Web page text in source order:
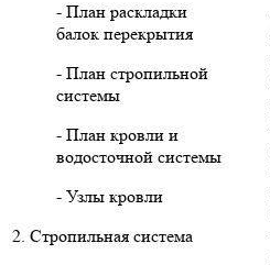
- План раскладки
балок перекрытия
- План стропильной
системы
- План кровли и
водосточной системы
- Узлы кровли
2. Стропильная система